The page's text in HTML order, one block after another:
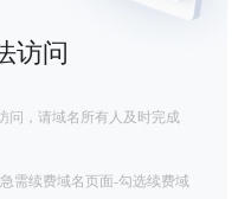
访问
问，请域名所有人及时完成
需续费域名页面-勾选续费域